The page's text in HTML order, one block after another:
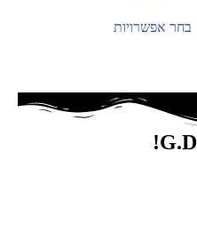
בחר אפשרויות